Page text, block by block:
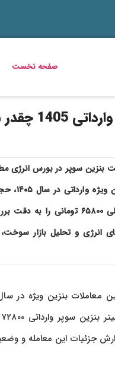
کاایران‌خودرو و سایپا (16 مرداد 1405)
شروع ساخت تله‌فیلم جدید
دارد که نمیدانیم؟
سلامت، پوست و کاهش وزن
+ جدول قیمت
راهنمای کامل، رسمی و به‌روز
صفحه نخست
چقدر شد؟
بنزین سوپر در بورس انرژی
این مطلب، نرخ
مقایسه آن با قیمت‌های قبلی ۶۵۸۰۰
انرژی و تحلیل بازار سوخت،
جزئیات این معامله و